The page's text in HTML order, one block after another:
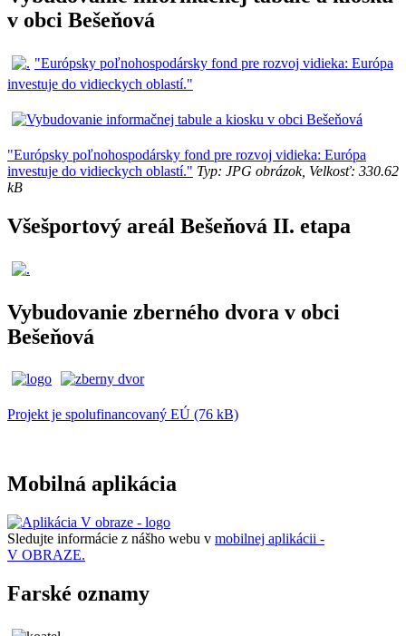
v obci Bešeňová
"Európsky poľnohospodársky fond pre rozvoj vidieka: Európa
investuje do vidieckych oblastí."
"Európsky poľnohospodársky fond pre rozvoj vidieka: Európa
investuje do vidieckych oblastí." Typ: JPG obrázok, Velkosť: 330.62
kB
Všešportový areál Bešeňová II. etapa
Vybudovanie zberného dvora v obci
Bešeňová
Projekt je spolufinancovaný EÚ (76 kB)
Mobilná aplikácia
Sledujte informácie z nášho webu v mobilnej aplikácii -
V OBRAZE.
Farské oznamy